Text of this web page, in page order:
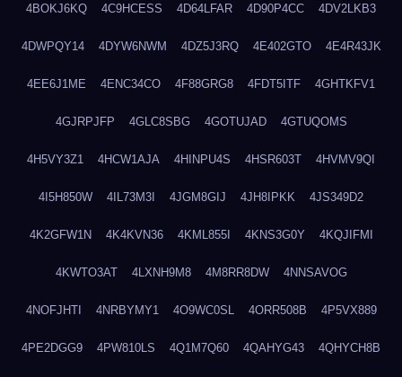
4BOKJ6KQ 4C9HCESS 4D64LFAR 4D90P4CC 4DV2LKB3
4DWPQY14 4DYW6NWM 4DZ5J3RQ 4E402GTO 4E4R43JK
4EE6J1ME 4ENC34CO 4F88GRG8 4FDT5ITF 4GHTKFV1
4GJRPJFP 4GLC8SBG 4GOTUJAD 4GTUQOMS
4H5VY3Z1 4HCW1AJA 4HINPU4S 4HSR603T 4HVMV9QI
4I5H850W 4IL73M3I 4JGM8GIJ 4JH8IPKK 4JS349D2
4K2GFW1N 4K4KVN36 4KML855I 4KNS3G0Y 4KQJIFMI
4KWTO3AT 4LXNH9M8 4M8RR8DW 4NNSAVOG
4NOFJHTI 4NRBYMY1 4O9WC0SL 4ORR508B 4P5VX889
4PE2DGG9 4PW810LS 4Q1M7Q60 4QAHYG43 4QHYCH8B